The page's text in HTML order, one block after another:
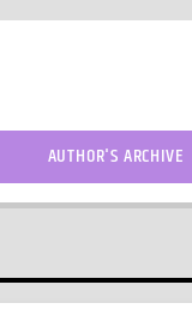
AUTHOR'S ARCHIVE